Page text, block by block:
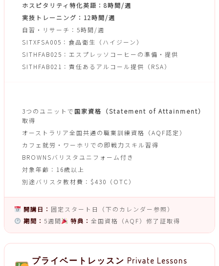
ホスピタリティ特化英語：8時間/週
実技トレーニング：12時間/週
自習・リサーチ：5時間/週
SITXFSA005：食品衛生（ハイジーン）
SITHFAB025：エスプレッソコーヒーの準備・提供
SITHFAB021：責任あるアルコール提供（RSA）
3つのユニットで 国家資格（Statement of Attainment）
取得
オーストラリア全国共通の職業訓練資格（AQF認定）
カフェ就労・ワーホリでの即戦力スキル習得
BROWNSバリスタユニフォーム付き
対象年齢：16歳以上
別途バリスタ教材費：$430（OTC）
開講日： 固定スタート日（下のカレンダー参照）
期間： 5週間 特典：全国資格（AQF）修了証取得
プライベートレッスン Private Lessons